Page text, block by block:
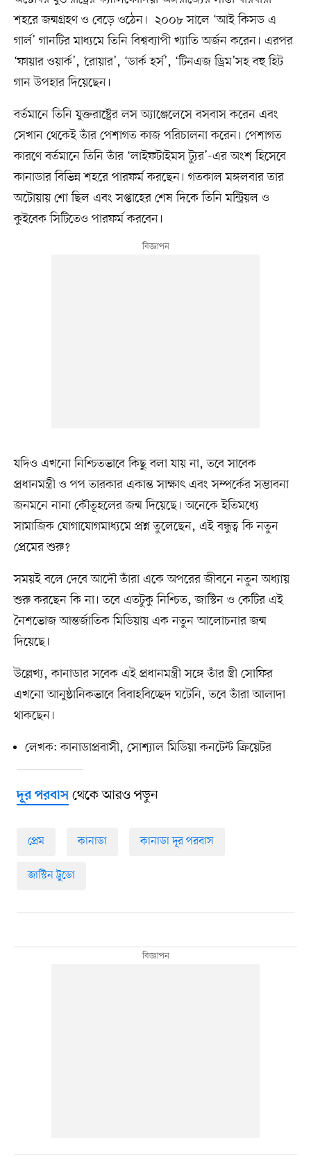
শহরে জন্মগ্রহণ ও বেড়ে ওঠেন। ২০০৮ সালে ‘আই কিসড এ
গার্ল’ গানটির মাধ্যমে তিনি বিশ্বব্যাপী খ্যাতি অর্জন করেন। এরপর
‘ফায়ার ওয়ার্ক’, ‘রোয়ার’, ‘ডার্ক হর্স’, ‘টিনএজ ড্রিম’সহ বহু হিট
গান উপহার দিয়েছেন।
বর্তমানে তিনি যুক্তরাষ্ট্রের লস অ্যাঞ্জেলেসে বসবাস করেন এবং
সেখান থেকেই তাঁর পেশাগত কাজ পরিচালনা করেন। পেশাগত
কারণে বর্তমানে তিনি তাঁর ‘লাইফটাইমস ট্যুর’-এর অংশ হিসেবে
কানাডার বিভিন্ন শহরে পারফর্ম করছেন। গতকাল মঙ্গলবার তার
অটোয়ায় শো ছিল এবং সপ্তাহের শেষ দিকে তিনি মন্ট্রিয়ল ও
কুইবেক সিটিতেও পারফর্ম করবেন।
যদিও এখনো নিশ্চিতভাবে কিছু বলা যায় না, তবে সাবেক
প্রধানমন্ত্রী ও পপ তারকার একান্ত সাক্ষাৎ এবং সম্পর্কের সম্ভাবনা
জনমনে নানা কৌতূহলের জন্ম দিয়েছে। অনেকে ইতিমধ্যে
সামাজিক যোগাযোগমাধ্যমে প্রশ্ন তুলেছেন, এই বন্ধুত্ব কি নতুন
প্রেমের শুরু?
সময়ই বলে দেবে আদৌ তাঁরা একে অপরের জীবনে নতুন অধ্যায়
শুরু করছেন কি না। তবে এতটুকু নিশ্চিত, জাস্টিন ও কেটির এই
নৈশভোজ আন্তর্জাতিক মিডিয়ায় এক নতুন আলোচনার জন্ম
দিয়েছে।
উল্লেখ্য, কানাডার সবেক এই প্রধানমন্ত্রী সঙ্গে তাঁর স্ত্রী সোফির
এখনো আনুষ্ঠানিকভাবে বিবাহবিচ্ছেদ ঘটেনি, তবে তাঁরা আলাদা
থাকছেন।
লেখক: কানাডাপ্রবাসী, সোশ্যাল মিডিয়া কনটেন্ট ক্রিয়েটর
দূর পরবাসথেকে আরও পড়ুন
প্রেম কানাডা কানাডা দূর পরবাস
জাস্টিন ট্রুডো